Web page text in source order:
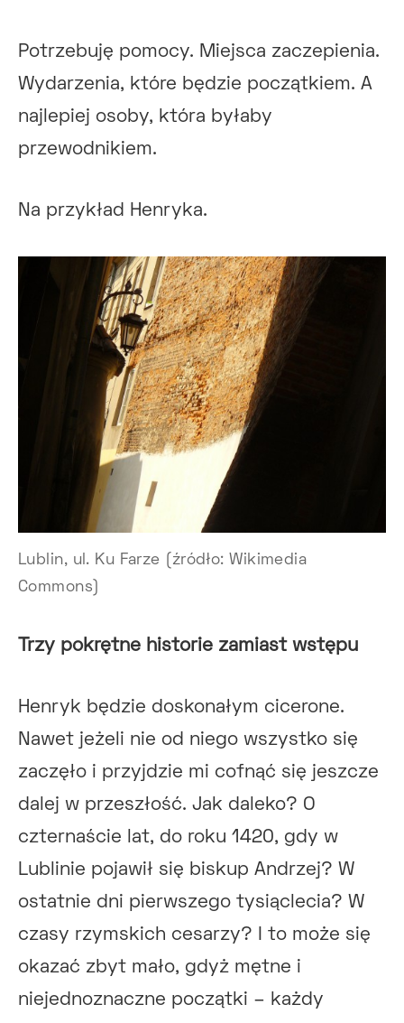
Potrzebuję pomocy. Miejsca zaczepienia.
Wydarzenia, które będzie początkiem. A
najlepiej osoby, która byłaby
przewodnikiem.
Na przykład Henryka.
Lublin, ul. Ku Farze (źródło: Wikimedia
Commons)
Trzy pokrętne historie zamiast wstępu
Henryk będzie doskonałym cicerone.
Nawet jeżeli nie od niego wszystko się
zaczęło i przyjdzie mi cofnąć się jeszcze
dalej w przeszłość. Jak daleko? O
czternaście lat, do roku 1420, gdy w
Lublinie pojawił się biskup Andrzej? W
ostatnie dni pierwszego tysiąclecia? W
czasy rzymskich cesarzy? I to może się
okazać zbyt mało, gdyż mętne i
niejednoznaczne początki – każdy